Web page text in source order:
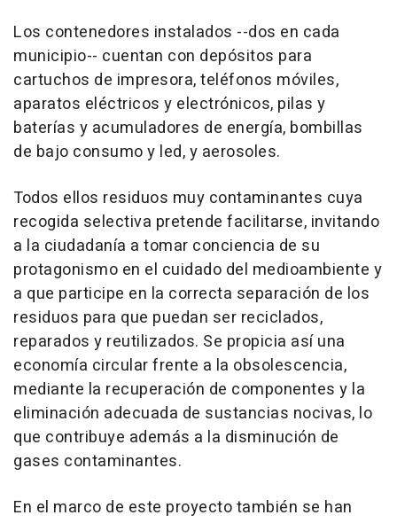
Los contenedores instalados --dos en cada
municipio-- cuentan con depósitos para
cartuchos de impresora, teléfonos móviles,
aparatos eléctricos y electrónicos, pilas y
baterías y acumuladores de energía, bombillas
de bajo consumo y led, y aerosoles.
Todos ellos residuos muy contaminantes cuya
recogida selectiva pretende facilitarse, invitando
a la ciudadanía a tomar conciencia de su
protagonismo en el cuidado del medioambiente y
a que participe en la correcta separación de los
residuos para que puedan ser reciclados,
reparados y reutilizados. Se propicia así una
economía circular frente a la obsolescencia,
mediante la recuperación de componentes y la
eliminación adecuada de sustancias nocivas, lo
que contribuye además a la disminución de
gases contaminantes.
En el marco de este proyecto también se han